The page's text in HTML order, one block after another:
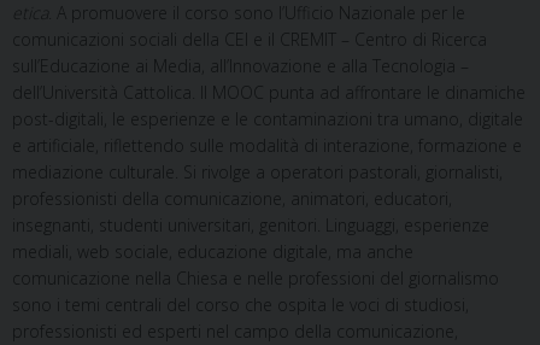
. A promuovere il corso sono l’Ufficio Nazionale per le
comunicazioni sociali della CEI e il CREMIT – Centro di Ricerca
sull’Educazione ai Media, all’Innovazione e alla Tecnologia –
dell’Università Cattolica. Il MOOC punta ad affrontare le dinamiche
post-digitali, le esperienze e le contaminazioni tra umano, digitale
e artificiale, riflettendo sulle modalità di interazione, formazione e
mediazione culturale. Si rivolge a operatori pastorali, giornalisti,
professionisti della comunicazione, animatori, educatori,
insegnanti, studenti universitari, genitori. Linguaggi, esperienze
mediali, web sociale, educazione digitale, ma anche
comunicazione nella Chiesa e nelle professioni del giornalismo
sono i temi centrali del corso che ospita le voci di studiosi,
professionisti ed esperti nel campo della comunicazione,